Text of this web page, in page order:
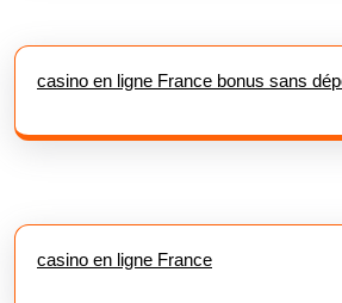
casino en ligne France bonus sans
casino en ligne France